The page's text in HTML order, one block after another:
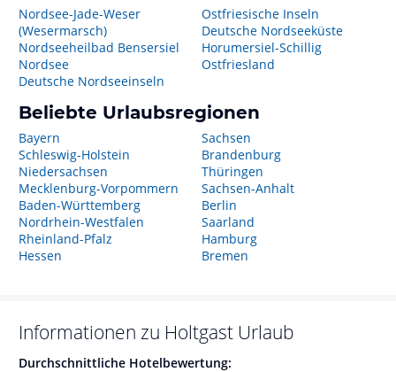
Nordsee-Jade-Weser
(Wesermarsch)
Nordseeheilbad Bensersiel
Nordsee
Deutsche Nordseeinseln
Ostfriesische Inseln
Deutsche Nordseeküste
Horumersiel-Schillig
Ostfriesland
Beliebte Urlaubsregionen
Bayern
Schleswig-Holstein
Niedersachsen
Mecklenburg-Vorpommern
Baden-Württemberg
Nordrhein-Westfalen
Rheinland-Pfalz
Hessen
Sachsen
Brandenburg
Thüringen
Sachsen-Anhalt
Berlin
Saarland
Hamburg
Bremen
Informationen zu Holtgast Urlaub
Durchschnittliche Hotelbewertung: